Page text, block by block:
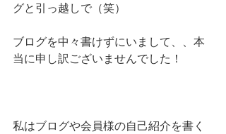
グと引っ越しで（笑）
ブログを中々書けずにいまして、、本
当に申し訳ございませんでした！
私はブログや会員様の自己紹介を書く